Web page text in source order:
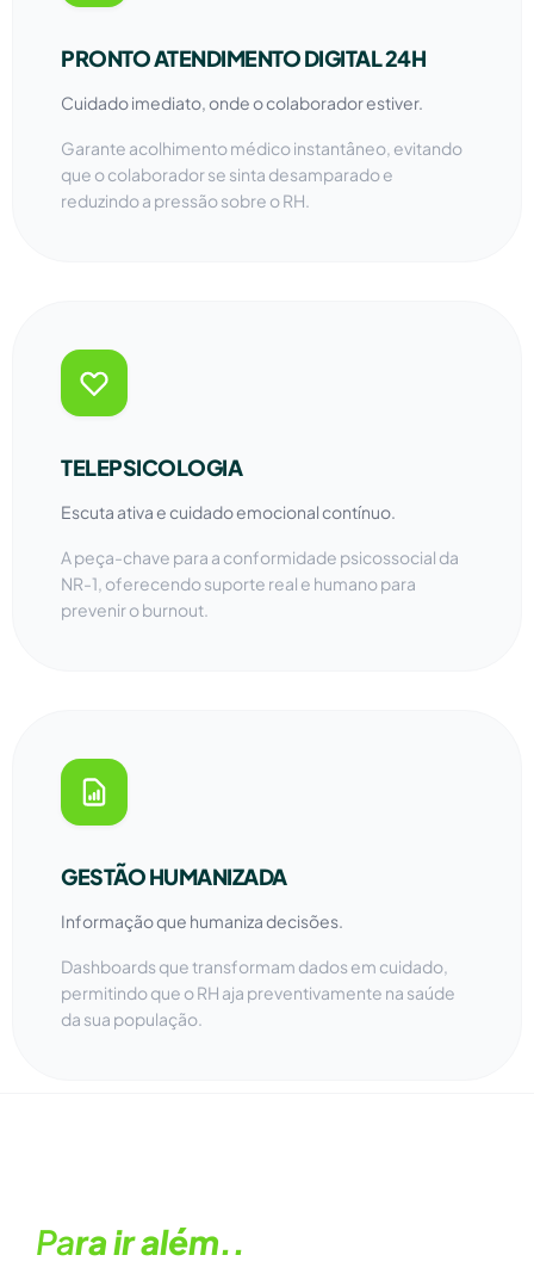
PRONTO ATENDIMENTO DIGITAL 24H
Cuidado imediato, onde o colaborador estiver.
Garante acolhimento médico instantâneo, evitando
que o colaborador se sinta desamparado e
reduzindo a pressão sobre o RH.
TELEPSICOLOGIA
Escuta ativa e cuidado emocional contínuo.
A peça-chave para a conformidade psicossocial da
NR-1, oferecendo suporte real e humano para
prevenir o burnout.
GESTÃO HUMANIZADA
Informação que humaniza decisões.
Dashboards que transformam dados em cuidado,
permitindo que o RH aja preventivamente na saúde
da sua população.
Para ir além..